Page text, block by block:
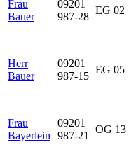
Frau
Bauer
09201
987-28
EG 02
Herr
Bauer
09201
987-15
EG 05
Frau
Bayerlein
09201
987-21
OG 13